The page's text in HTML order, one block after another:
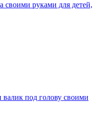
своими руками для детей,
валик под голову своими